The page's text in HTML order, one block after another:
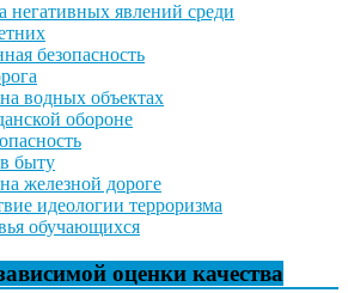
негативных явлений среди
безопасность
водных объектах
обороне
быту
железной дороге
идеологии терроризма
обучающихся
оценки качества